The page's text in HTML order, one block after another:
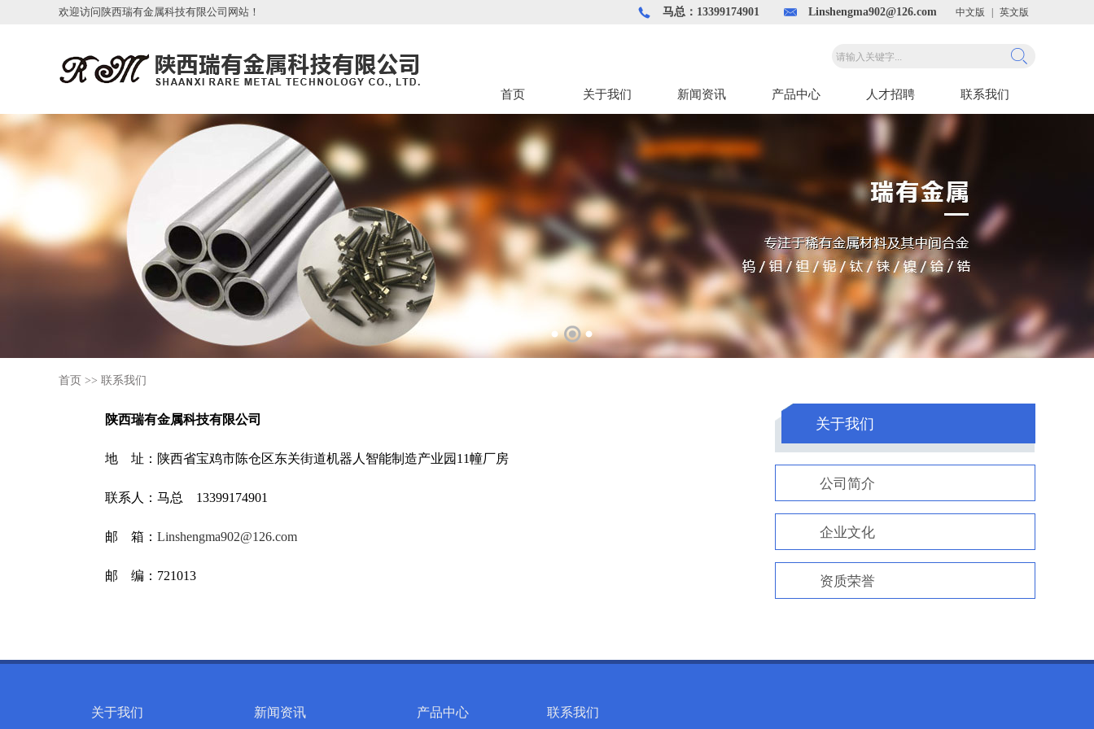
欢迎访问陕西瑞有金属科技有限公司网站！ 马总：13399174901 Linshengma902@126.com 中文版 英文版
首页 关于我们 新闻资讯 产品中心 人才招聘 联系我们
首页 >> 联系我们
陕西瑞有金属科技有限公司
地 址：陕西省宝鸡市陈仓区东关街道机器人智能制造产业园11幢厂房
联系人：马总 13399174901
邮 箱： Linshengma902@126.com
邮 编：721013
关于我们
公司简介
企业文化
资质荣誉
关于我们 新闻资讯 产品中心 联系我们